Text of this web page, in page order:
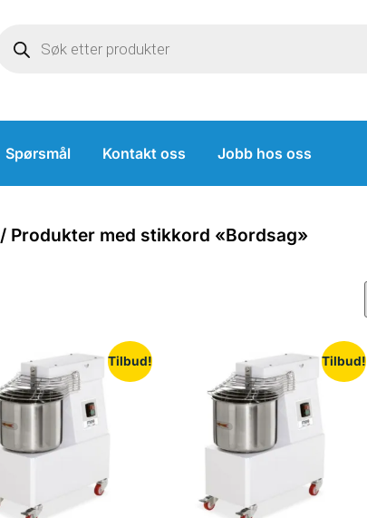
Spørsmål Kontakt oss Jobb hos oss
/ Produkter med stikkord «Bordsag»
Tilbud! Tilbud!